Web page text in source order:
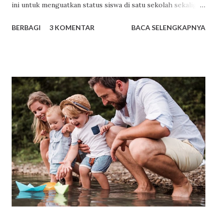
ini untuk menguatkan status siswa di satu sekolah sekaligus
siswanya yang ingin mengikuti suatu lomba. Surat
dibuat oleh bagian administrasi sekolah, ditandatangani
kepala sekolah dan dibubuhi cap. Berikut ini merupakan
contoh surat keterangan siswa yang belum ditandatangani
kepala sekolah dan dibubuhi cap. Contoh surat
keterangan siswa yang belum dibubuhi cap sekolah dan
tanda tangan kepala sekolah Nomor Induk Siswa Nasional
Nomor Induk Siswa Nasional merupakan nomor identitas
unik yang diberikan secara acak kepada setiap siswa di
Indonesia oleh Pusat Data Statistik Pend...
BERBAGI 3 KOMENTAR BACA SELENGKAPNYA